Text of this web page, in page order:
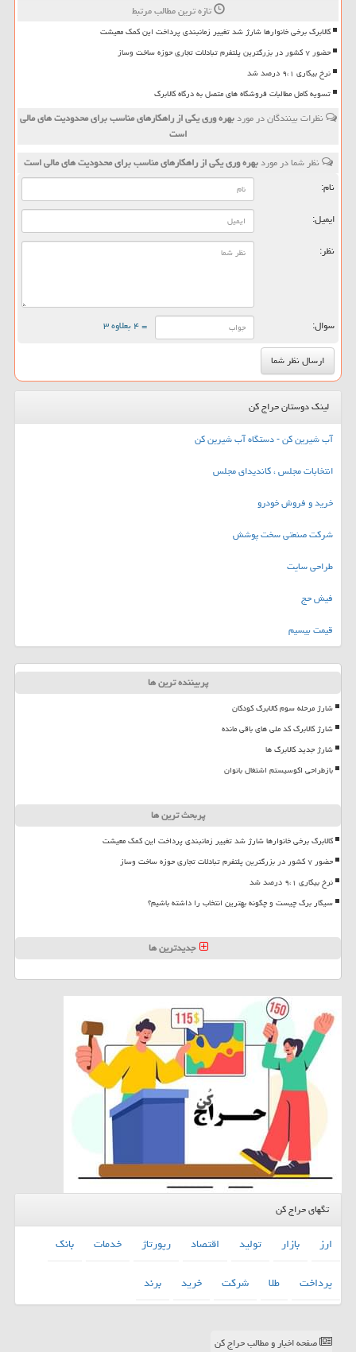
تازه ترین مطالب مرتبط
کالابرگ برخی خانوارها شارژ شد تغییر زمانبندی پرداخت این کمک معیشت
حضور ۷ کشور در بزرگترین پلتفرم تبادلات تجاری حوزه ساخت وساز
نرخ بیکاری ۹،۱ درصد شد
تسویه کامل مطالبات فروشگاه های متصل به درگاه کالابرگ
نظرات بینندگان در موردبهره وری یكی از راهكارهای مناسب برای محدودیت های مالی
است
نظر شما در موردبهره وری یكی از راهكارهای مناسب برای محدودیت های مالی است
نام:
ایمیل:
نظر:
سوال: = ۴ بعلاوه ۳
لینک دوستان حراج کن
آب شیرین کن - دستگاه آب شیرین کن
انتخابات مجلس ، کاندیدای مجلس
خرید و فروش خودرو
شرکت صنعتی سخت پوشش
طراحی سایت
فیش حج
قیمت بیسیم
پربیننده ترین ها
شارژ مرحله سوم کالابرگ کودکان
شارژ کالابرگ کد ملی های باقی مانده
شارژ جدید کالابرگ ها
بازطراحی اکوسیستم اشتغال بانوان
پربحث ترین ها
کالابرگ برخی خانوارها شارژ شد تغییر زمانبندی پرداخت این کمک معیشت
حضور ۷ کشور در بزرگترین پلتفرم تبادلات تجاری حوزه ساخت وساز
نرخ بیکاری ۹،۱ درصد شد
سیگار برگ چیست و چگونه بهترین انتخاب را داشته باشیم؟
جدیدترین ها
تگهای حراج کن
ارز بازار تولید اقتصاد رپورتاژ خدمات
بانك
پرداخت
طلا شركت خرید برند
صفحه اخبار و مطالب حراج کن